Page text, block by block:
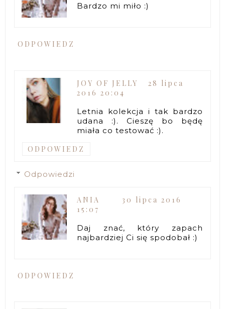
Bardzo mi miło :)
ODPOWIEDZ
JOY OF JELLY
28 lipca
2016 20:04
Letnia kolekcja i tak bardzo
udana :). Cieszę bo będę
miała co testować :).
ODPOWIEDZ
Odpowiedzi
ANIA
30 lipca 2016
15:07
Daj znać, który zapach
najbardziej Ci się spodobał :)
ODPOWIEDZ